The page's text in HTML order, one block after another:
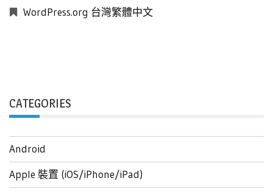
WordPress.org 台灣繁體中文
CATEGORIES
Android
Apple 裝置 (iOS/iPhone/iPad)